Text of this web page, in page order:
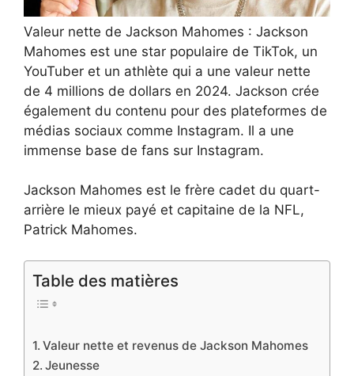
Valeur nette de Jackson Mahomes : Jackson
Mahomes est une star populaire de TikTok, un
YouTuber et un athlète qui a une valeur nette
de 4 millions de dollars en 2024. Jackson crée
également du contenu pour des plateformes de
médias sociaux comme Instagram. Il a une
immense base de fans sur Instagram.
Jackson Mahomes est le frère cadet du quart-
arrière le mieux payé et capitaine de la NFL,
Patrick Mahomes.
Table des matières
Valeur nette et revenus de Jackson Mahomes
Jeunesse